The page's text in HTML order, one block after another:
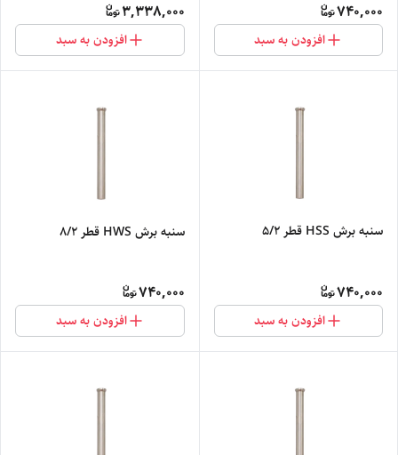
740,000
افزودن به سبد
3,338,000
افزودن به سبد
سنبه برش HSS قطر 5/2
740,000
افزودن به سبد
سنبه برش HWS قطر 8/2
740,000
افزودن به سبد